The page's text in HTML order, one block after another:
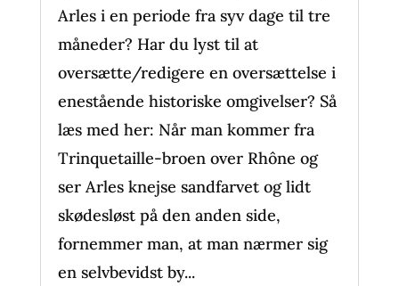
Arles i en periode fra syv dage til tre
måneder? Har du lyst til at
oversætte/redigere en oversættelse i
enestående historiske omgivelser? Så
læs med her: Når man kommer fra
Trinquetaille-broen over Rhône og
ser Arles knejse sandfarvet og lidt
skødesløst på den anden side,
fornemmer man, at man nærmer sig
en selvbevidst by...